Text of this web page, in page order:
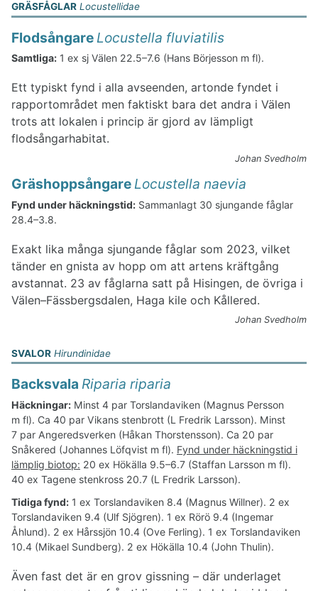
GRÄSFÅGLAR Locustellidae
Flodsångare Locustella fluviatilis
Samtliga: 1 ex sj Välen 22.5–7.6 (Hans Börjesson m fl).
Ett typiskt fynd i alla avseenden, artonde fyndet i
rapportområdet men faktiskt bara det andra i Välen
trots att lokalen i princip är gjord av lämpligt
flodsångarhabitat.
Johan Svedholm
Gräshoppsångare Locustella naevia
Fynd under häckningstid: Sammanlagt 30 sjungande fåglar
28.4–3.8.
Exakt lika många sjungande fåglar som 2023, vilket
tänder en gnista av hopp om att artens kräftgång
avstannat. 23 av fåglarna satt på Hisingen, de övriga i
Välen–Fässbergsdalen, Haga kile och Kållered.
Johan Svedholm
SVALOR Hirundinidae
Backsvala Riparia riparia
Häckningar: Minst 4 par Torslandaviken (Magnus Persson
m fl). Ca 40 par Vikans stenbrott (L Fredrik Larsson). Minst
7 par Angeredsverken (Håkan Thorstensson). Ca 20 par
Snåkered (Johannes Löfqvist m fl). Fynd under häckningstid i
lämplig biotop: 20 ex Hökälla 9.5–6.7 (Staffan Larsson m fl).
40 ex Tagene stenkross 20.7 (L Fredrik Larsson).
Tidiga fynd: 1 ex Torslandaviken 8.4 (Magnus Willner). 2 ex
Torslandaviken 9.4 (Ulf Sjögren). 1 ex Rörö 9.4 (Ingemar
Åhlund). 2 ex Hårssjön 10.4 (Ove Ferling). 1 ex Torslandaviken
10.4 (Mikael Sundberg). 2 ex Hökälla 10.4 (John Thulin).
Även fast det är en grov gissning – där underlaget